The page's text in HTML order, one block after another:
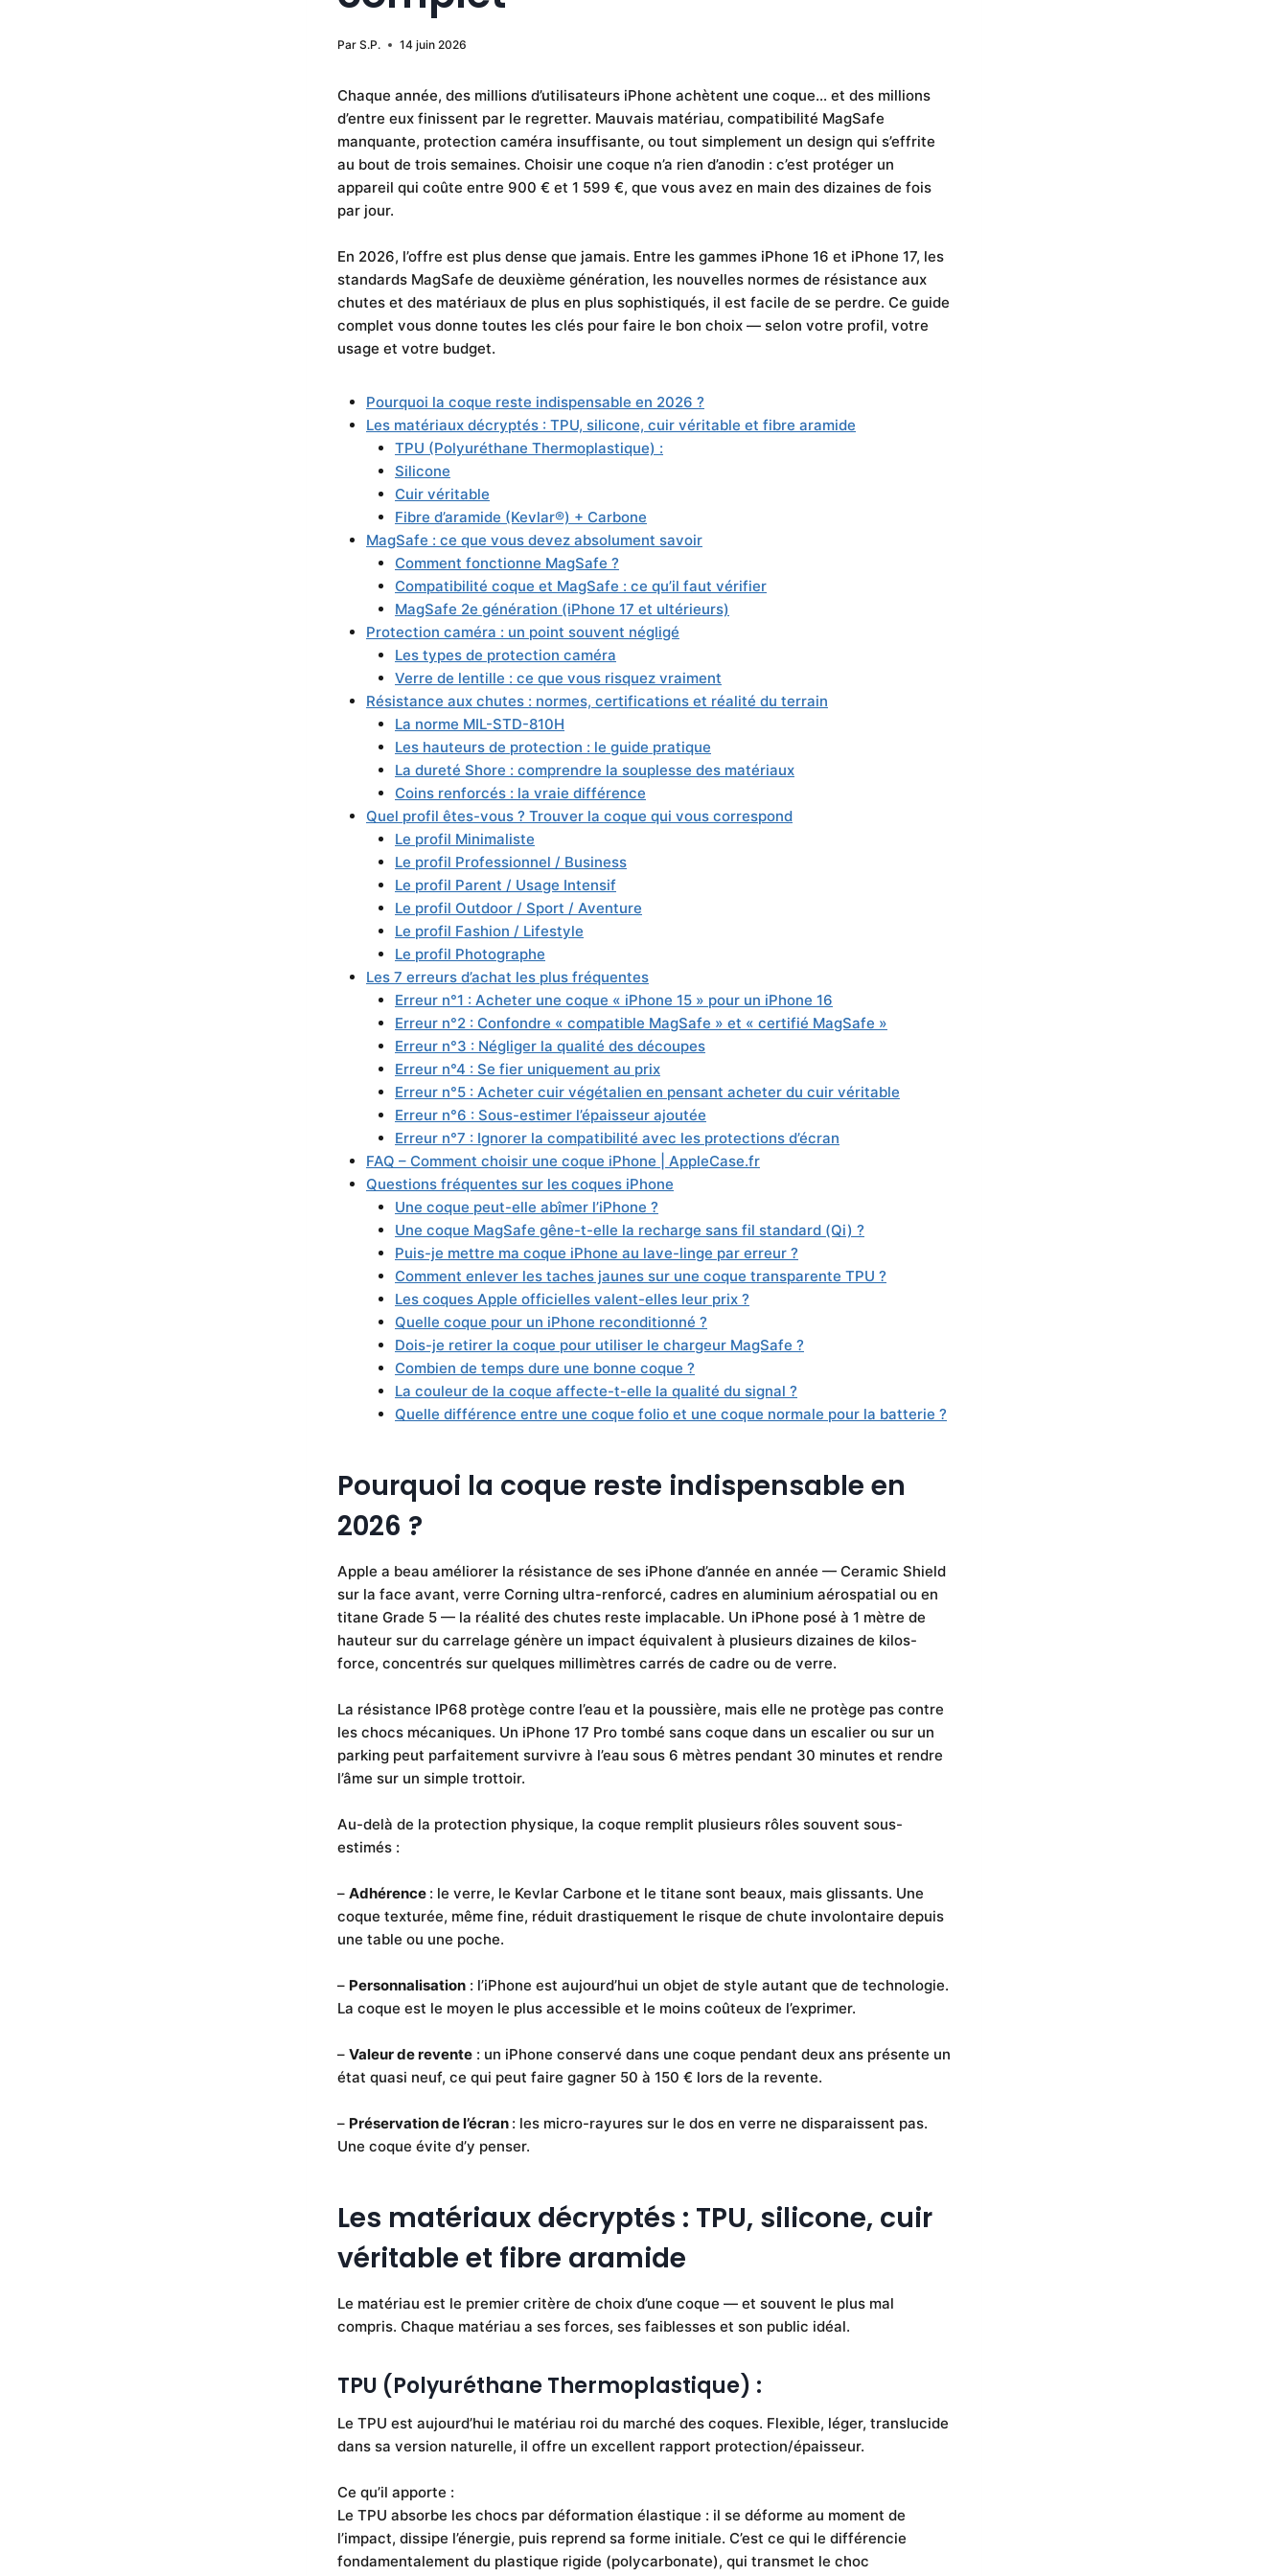
Par S.P. 14 juin 2026
Chaque année, des millions d’utilisateurs iPhone achètent une coque… et des millions
d’entre eux finissent par le regretter. Mauvais matériau, compatibilité MagSafe
manquante, protection caméra insuffisante, ou tout simplement un design qui s’effrite
au bout de trois semaines. Choisir une coque n’a rien d’anodin : c’est protéger un
appareil qui coûte entre 900 € et 1 599 €, que vous avez en main des dizaines de fois
par jour.
En 2026, l’offre est plus dense que jamais. Entre les gammes iPhone 16 et iPhone 17, les
standards MagSafe de deuxième génération, les nouvelles normes de résistance aux
chutes et des matériaux de plus en plus sophistiqués, il est facile de se perdre. Ce guide
complet vous donne toutes les clés pour faire le bon choix — selon votre profil, votre
usage et votre budget.
Pourquoi la coque reste indispensable en 2026 ?
Les matériaux décryptés : TPU, silicone, cuir véritable et fibre aramide
TPU (Polyuréthane Thermoplastique) :
Silicone
Cuir véritable
Fibre d’aramide (Kevlar®) + Carbone
MagSafe : ce que vous devez absolument savoir
Comment fonctionne MagSafe ?
Compatibilité coque et MagSafe : ce qu’il faut vérifier
MagSafe 2e génération (iPhone 17 et ultérieurs)
Protection caméra : un point souvent négligé
Les types de protection caméra
Verre de lentille : ce que vous risquez vraiment
Résistance aux chutes : normes, certifications et réalité du terrain
La norme MIL-STD-810H
Les hauteurs de protection : le guide pratique
La dureté Shore : comprendre la souplesse des matériaux
Coins renforcés : la vraie différence
Quel profil êtes-vous ? Trouver la coque qui vous correspond
Le profil Minimaliste
Le profil Professionnel / Business
Le profil Parent / Usage Intensif
Le profil Outdoor / Sport / Aventure
Le profil Fashion / Lifestyle
Le profil Photographe
Les 7 erreurs d’achat les plus fréquentes
Erreur n°1 : Acheter une coque « iPhone 15 » pour un iPhone 16
Erreur n°2 : Confondre « compatible MagSafe » et « certifié MagSafe »
Erreur n°3 : Négliger la qualité des découpes
Erreur n°4 : Se fier uniquement au prix
Erreur n°5 : Acheter cuir végétalien en pensant acheter du cuir véritable
Erreur n°6 : Sous-estimer l’épaisseur ajoutée
Erreur n°7 : Ignorer la compatibilité avec les protections d’écran
FAQ – Comment choisir une coque iPhone | AppleCase.fr
Questions fréquentes sur les coques iPhone
Une coque peut-elle abîmer l’iPhone ?
Une coque MagSafe gêne-t-elle la recharge sans fil standard (Qi) ?
Puis-je mettre ma coque iPhone au lave-linge par erreur ?
Comment enlever les taches jaunes sur une coque transparente TPU ?
Les coques Apple officielles valent-elles leur prix ?
Quelle coque pour un iPhone reconditionné ?
Dois-je retirer la coque pour utiliser le chargeur MagSafe ?
Combien de temps dure une bonne coque ?
La couleur de la coque affecte-t-elle la qualité du signal ?
Quelle différence entre une coque folio et une coque normale pour la batterie ?
Pourquoi la coque reste indispensable en
2026 ?
Apple a beau améliorer la résistance de ses iPhone d’année en année — Ceramic Shield
sur la face avant, verre Corning ultra-renforcé, cadres en aluminium aérospatial ou en
titane Grade 5 — la réalité des chutes reste implacable. Un iPhone posé à 1 mètre de
hauteur sur du carrelage génère un impact équivalent à plusieurs dizaines de kilos-
force, concentrés sur quelques millimètres carrés de cadre ou de verre.
La résistance IP68 protège contre l’eau et la poussière, mais elle ne protège pas contre
les chocs mécaniques. Un iPhone 17 Pro tombé sans coque dans un escalier ou sur un
parking peut parfaitement survivre à l’eau sous 6 mètres pendant 30 minutes et rendre
l’âme sur un simple trottoir.
Au-delà de la protection physique, la coque remplit plusieurs rôles souvent sous-
estimés :
– Adhérence : le verre, le Kevlar Carbone et le titane sont beaux, mais glissants. Une
coque texturée, même fine, réduit drastiquement le risque de chute involontaire depuis
une table ou une poche.
– Personnalisation : l’iPhone est aujourd’hui un objet de style autant que de technologie.
La coque est le moyen le plus accessible et le moins coûteux de l’exprimer.
– Valeur de revente : un iPhone conservé dans une coque pendant deux ans présente un
état quasi neuf, ce qui peut faire gagner 50 à 150 € lors de la revente.
– Préservation de l’écran : les micro-rayures sur le dos en verre ne disparaissent pas.
Une coque évite d’y penser.
Les matériaux décryptés : TPU, silicone, cuir
véritable et fibre aramide
Le matériau est le premier critère de choix d’une coque — et souvent le plus mal
compris. Chaque matériau a ses forces, ses faiblesses et son public idéal.
TPU (Polyuréthane Thermoplastique) :
Le TPU est aujourd’hui le matériau roi du marché des coques. Flexible, léger, translucide
dans sa version naturelle, il offre un excellent rapport protection/épaisseur.
Ce qu’il apporte :
Le TPU absorbe les chocs par déformation élastique : il se déforme au moment de
l’impact, dissipe l’énergie, puis reprend sa forme initiale. C’est ce qui le différencie
fondamentalement du plastique rigide (polycarbonate), qui transmet le choc